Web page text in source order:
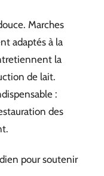
Marches
adaptés à la
la
de lait.
:
des
pour soutenir